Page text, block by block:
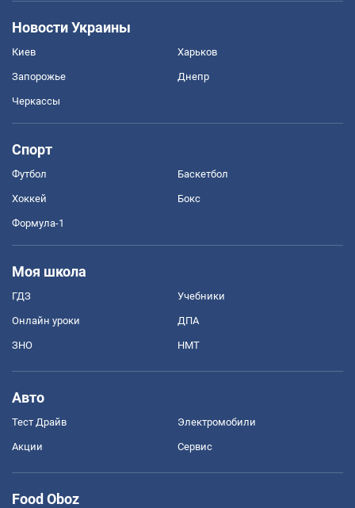
Новости Украины
Киев Харьков
Запорожье Днепр
Черкассы
Спорт
Футбол Баскетбол
Хоккей Бокс
Формула-1
Моя школа
ГДЗ Учебники
Онлайн уроки ДПА
ЗНО НМТ
Авто
Тест Драйв Электромобили
Акции Сервис
Food Oboz